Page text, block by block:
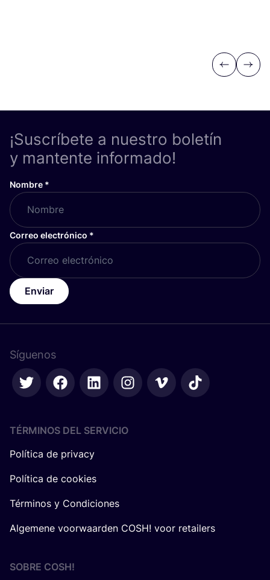
Previous
Next
¡Suscríbete a nuestro boletín
y mantente informado!
Nombre *
Correo electrónico *
Enviar
Síguenos
TÉRMINOS DEL SERVICIO
Política de privacy
Política de cookies
Términos y Condiciones
Algemene voorwaarden COSH! voor retailers
SOBRE COSH!